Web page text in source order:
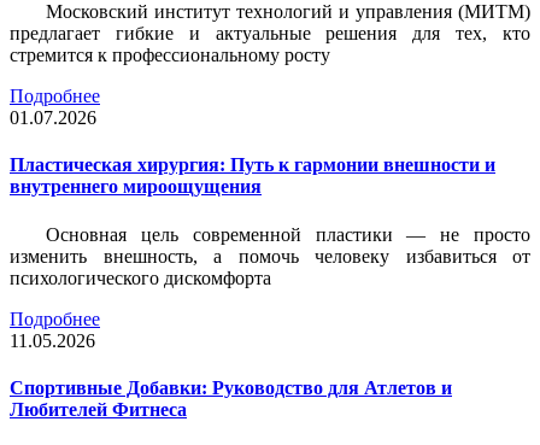
Московский институт технологий и управления (МИТМ)
предлагает гибкие и актуальные решения для тех, кто
стремится к профессиональному росту
Подробнее
01.07.2026
Пластическая хирургия: Путь к гармонии внешности и
внутреннего мироощущения
Основная цель современной пластики — не просто
изменить внешность, а помочь человеку избавиться от
психологического дискомфорта
Подробнее
11.05.2026
Спортивные Добавки: Руководство для Атлетов и
Любителей Фитнеса